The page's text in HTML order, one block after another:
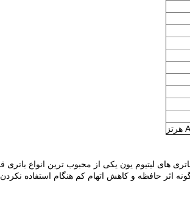
اثر حافظه و کاهش اتهام کم هنگام استفاده نکردن.